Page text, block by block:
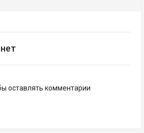
оставлять комментарии